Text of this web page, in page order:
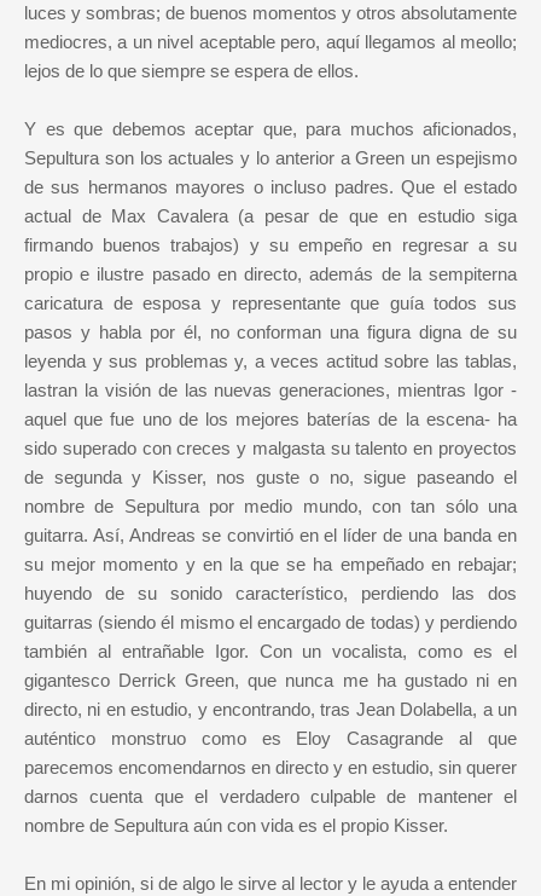
luces y sombras; de buenos momentos y otros absolutamente
mediocres, a un nivel aceptable pero, aquí llegamos al meollo;
lejos de lo que siempre se espera de ellos.
Y es que debemos aceptar que, para muchos aficionados,
Sepultura son los actuales y lo anterior a Green un espejismo
de sus hermanos mayores o incluso padres. Que el estado
actual de Max Cavalera (a pesar de que en estudio siga
firmando buenos trabajos) y su empeño en regresar a su
propio e ilustre pasado en directo, además de la sempiterna
caricatura de esposa y representante que guía todos sus
pasos y habla por él, no conforman una figura digna de su
leyenda y sus problemas y, a veces actitud sobre las tablas,
lastran la visión de las nuevas generaciones, mientras Igor -
aquel que fue uno de los mejores baterías de la escena- ha
sido superado con creces y malgasta su talento en proyectos
de segunda y Kisser, nos guste o no, sigue paseando el
nombre de Sepultura por medio mundo, con tan sólo una
guitarra. Así, Andreas se convirtió en el líder de una banda en
su mejor momento y en la que se ha empeñado en rebajar;
huyendo de su sonido característico, perdiendo las dos
guitarras (siendo él mismo el encargado de todas) y perdiendo
también al entrañable Igor. Con un vocalista, como es el
gigantesco Derrick Green, que nunca me ha gustado ni en
directo, ni en estudio, y encontrando, tras Jean Dolabella, a un
auténtico monstruo como es Eloy Casagrande al que
parecemos encomendarnos en directo y en estudio, sin querer
darnos cuenta que el verdadero culpable de mantener el
nombre de Sepultura aún con vida es el propio Kisser.
En mi opinión, si de algo le sirve al lector y le ayuda a entender